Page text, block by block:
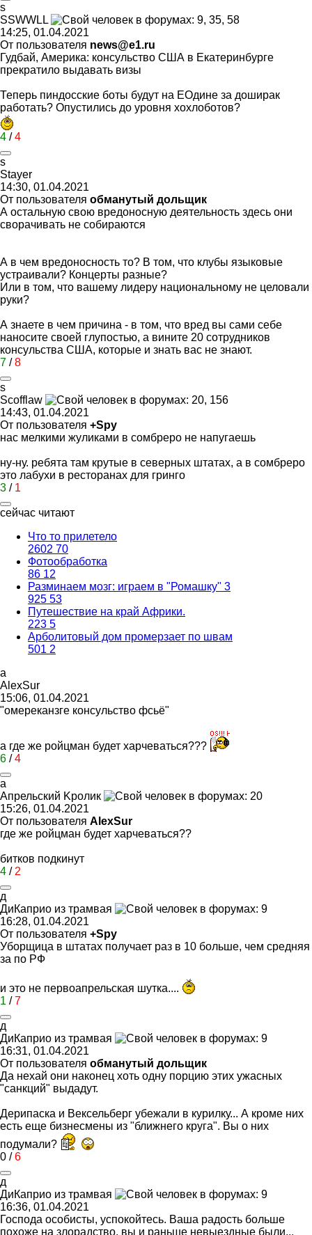
s
SSWWLL
14:25, 01.04.2021
От пользователя news@e1.ru
Гудбай, Америка: консульство США в Екатеринбурге
прекратило выдавать визы
Теперь пиндосские боты будут на ЕОдине за доширак
работать? Опустились до уровня хохлоботов?
4 /4
s
Stayer
14:30, 01.04.2021
От пользователя обманутый дольщик
А остальную свою вредоносную деятельность здесь они
сворачивать не собираются
А в чем вредоносность то? В том, что клубы языковые
устраивали? Концерты разные?
Или в том, что вашему лидеру национальному не целовали
руки?
А знаете в чем причина - в том, что вред вы сами себе
наносите своей глупостью, а вините 20 сотрудников
консульства США, которые и знать вас не знают.
7 /8
s
Scofflaw
14:43, 01.04.2021
От пользователя +Spy
нас мелкими жуликами в сомбреро не напугаешь
ну-ну. ребята там крутые в северных штатах, а в сомбреро
это лабухи в ресторанах для гринго
3 / 1
сейчас читают
Что то прилетело
2602 70
Фотообработка
86 12
Разминаем мозг: играем в "Ромашку" 3
925 53
Путешествие на край Африки.
223 5
Арболитовый дом промерзает по швам
501 2
a
AlexSur
15:06, 01.04.2021
"омереканзге консульство фсьё"
а где же ройцман будет харчеваться???
6 /4
a
Aпрельский Kролик
15:26, 01.04.2021
От пользователя AlexSur
где же ройцман будет харчеваться??
битков подкинут
4 / 2
д
ДиКаприо из трамвая
16:28, 01.04.2021
От пользователя +Spy
Уборщица в штатах получает раз в 10 больше, чем средняя
за по РФ
и это не первоапрельская шутка....
1 /7
д
ДиКаприо из трамвая
16:31, 01.04.2021
От пользователя обманутый дольщик
Да нехай они наконец хоть одну порцию этих ужасных
"санкций" выдадут.
Дерипаска и Вексельберг убежали в курилку... А кроме них
есть еще бизнесмены из "ближнего круга". Вы о них
подумали?
0 /6
д
ДиКаприо из трамвая
16:36, 01.04.2021
Господа особисты, успокойтесь. Ваша радость больше
похоже на злорадство, вы и раньше невыездные были...